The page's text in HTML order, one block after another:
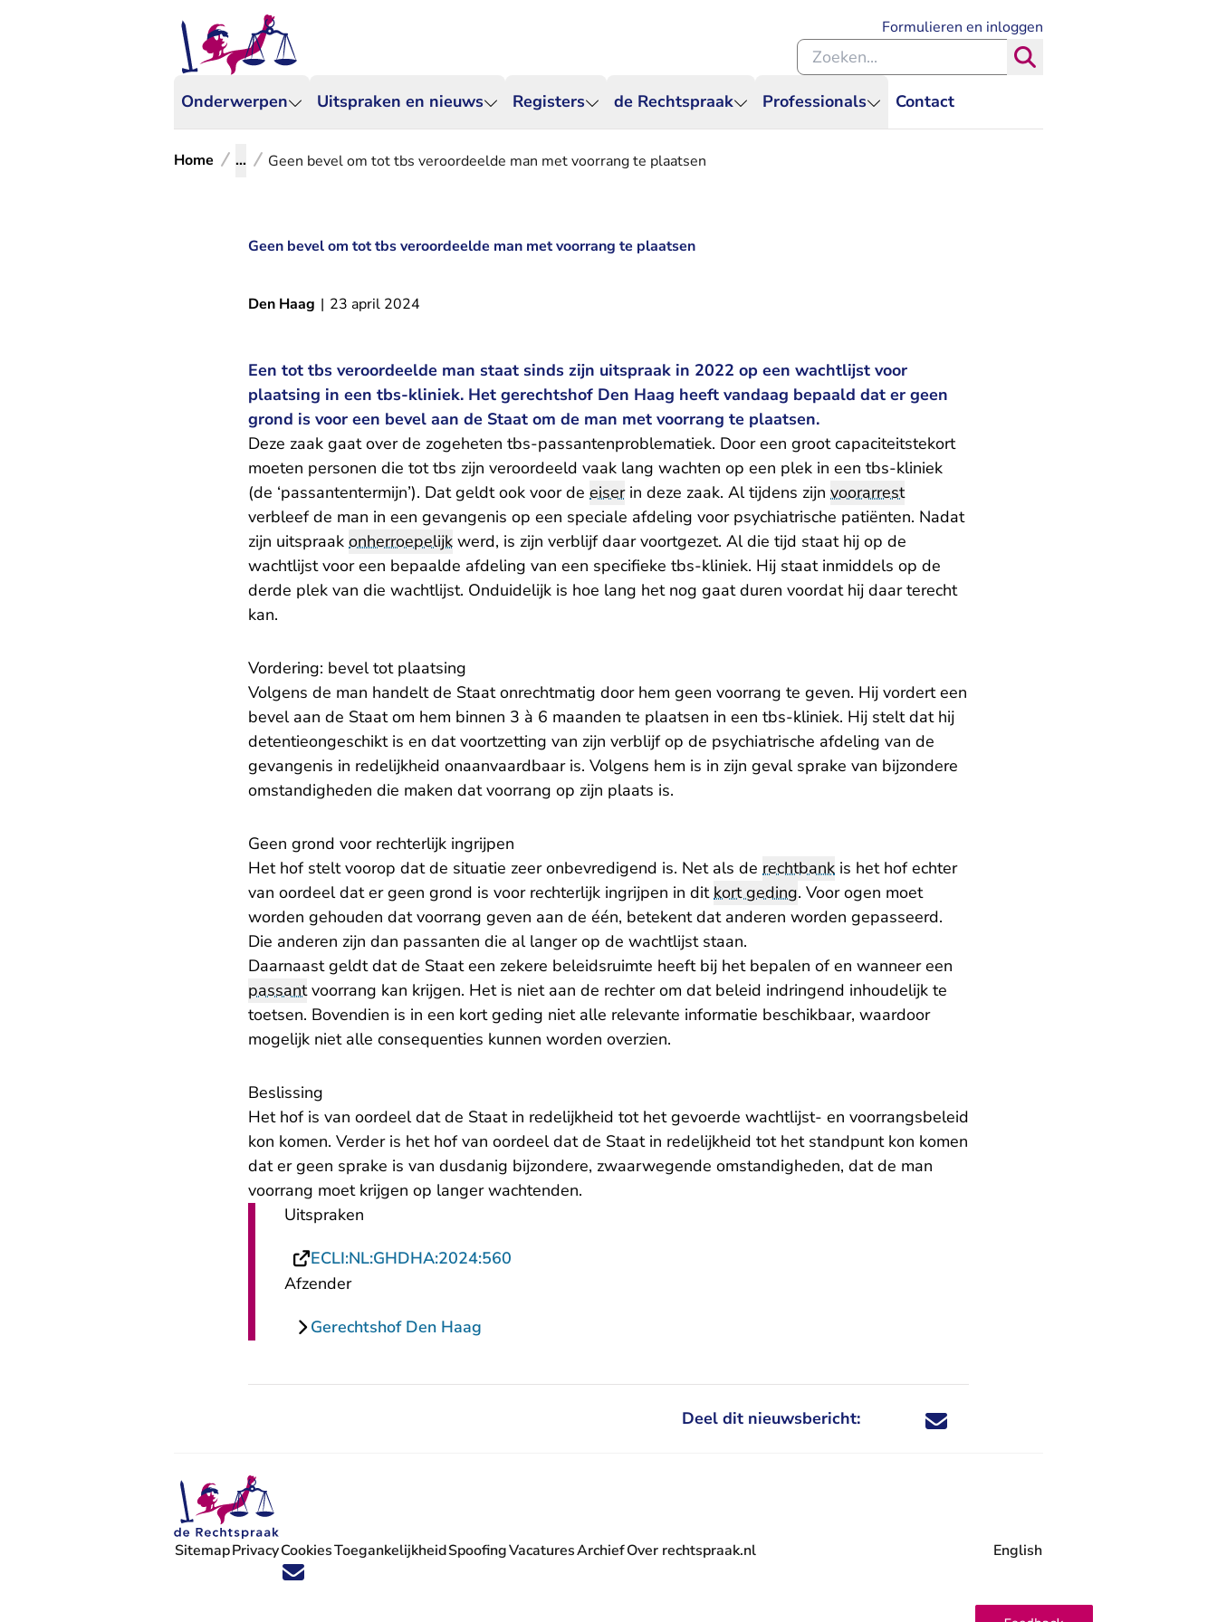
Onderwerpen Uitspraken en nieuws Registers de Rechtspraak Professionals Contact
Formulieren en inloggen
Zoeken binnen de Rechtspraak
Home ... Geen bevel om tot tbs veroordeelde man met voorrang te plaatsen
Geen bevel om tot tbs veroordeelde man met voorrang te plaatsen
Den Haag | 23 april 2024
Een tot tbs veroordeelde man staat sinds zijn uitspraak in 2022 op een wachtlijst voor
plaatsing in een tbs-kliniek. Het gerechtshof Den Haag heeft vandaag bepaald dat er geen
grond is voor een bevel aan de Staat om de man met voorrang te plaatsen.
Deze zaak gaat over de zogeheten tbs-passantenproblematiek. Door een groot capaciteitstekort
moeten personen die tot tbs zijn veroordeeld vaak lang wachten op een plek in een tbs-kliniek
(de ‘passantentermijn’). Dat geldt ook voor de eiserin deze zaak. Al tijdens zijn voorarrest
verbleef de man in een gevangenis op een speciale afdeling voor psychiatrische patiënten. Nadat
zijn uitspraak onherroepelijk werd, is zijn verblijf daar voortgezet. Al die tijd staat hij op de
wachtlijst voor een bepaalde afdeling van een specifieke tbs-kliniek. Hij staat inmiddels op de
derde plek van die wachtlijst. Onduidelijk is hoe lang het nog gaat duren voordat hij daar terecht
kan.
Vordering: bevel tot plaatsing
Volgens de man handelt de Staat onrechtmatig door hem geen voorrang te geven. Hij vordert een
bevel aan de Staat om hem binnen 3 à 6 maanden te plaatsen in een tbs-kliniek. Hij stelt dat hij
detentieongeschikt is en dat voortzetting van zijn verblijf op de psychiatrische afdeling van de
gevangenis in redelijkheid onaanvaardbaar is. Volgens hem is in zijn geval sprake van bijzondere
omstandigheden die maken dat voorrang op zijn plaats is.
Geen grond voor rechterlijk ingrijpen
Het hof stelt voorop dat de situatie zeer onbevredigend is. Net als de rechtbank is het hof echter
van oordeel dat er geen grond is voor rechterlijk ingrijpen in ditkort geding. Voor ogen moet
worden gehouden dat voorrang geven aan de één, betekent dat anderen worden gepasseerd.
Die anderen zijn dan passanten die al langer op de wachtlijst staan.
Daarnaast geldt dat de Staat een zekere beleidsruimte heeft bij het bepalen of en wanneer een
passantvoorrang kan krijgen. Het is niet aan de rechter om dat beleid indringend inhoudelijk te
toetsen. Bovendien is in een kort geding niet alle relevante informatie beschikbaar, waardoor
mogelijk niet alle consequenties kunnen worden overzien.
Beslissing
Het hof is van oordeel dat de Staat in redelijkheid tot het gevoerde wachtlijst- en voorrangsbeleid
kon komen. Verder is het hof van oordeel dat de Staat in redelijkheid tot het standpunt kon komen
dat er geen sprake is van dusdanig bijzondere, zwaarwegende omstandigheden, dat de man
voorrang moet krijgen op langer wachtenden.
Uitspraken
ECLI:NL:GHDHA:2024:560
Afzender
Gerechtshof Den Haag
Deel dit nieuwsbericht: Deel dit nieuwsbericht via X - U verlaat
Deel dit nieuwsbericht via Facebook - U
Deel dit nieuwsbericht via e-mail
Deel dit nieuwsbericht via LinkedIn - U
Volg ons op X (Twitter) - U verlaat Rechtspraak.nl
Volg ons op Facebook - U verlaat Rechtspraak.nl
Volg ons op Instagram - U verlaat Rechtspraak.nl
Volg ons op Youtube - U verlaat Rechtspraak.nl
Volg ons op LinkedIn - U verlaat Rechtspraak.nl
'Blijf op de hoogte' nieuwsbrief - U verlaat Rechtspraak.nl
SitemapPrivacyCookiesToegankelijkheidSpoofingVacatures
- U verlaat Rechtspraak.nl
ArchiefOver rechtspraak.nl English